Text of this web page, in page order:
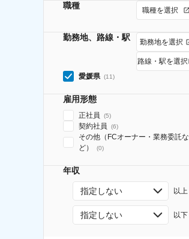
職種 職種を選択
勤務地、路線・駅 勤務地を選択
路線・駅を選択
愛媛県 (11)
雇用形態
正社員 (5)
契約社員 (6)
その他（FCオーナー・業務委託な
ど）
(0)
年収
指定しない 以上
指定しない 以下